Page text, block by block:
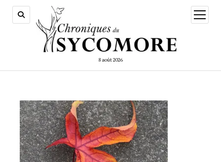
8 août 2026
ouvrir
menu